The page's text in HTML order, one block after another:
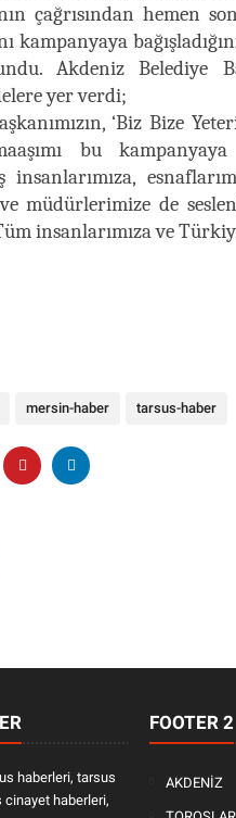
çağrısından hemen
kampanyaya
Akdeniz Belediye
yer verdi;
‘Biz Bize
bu
insanlarımıza,
ve müdürlerimize de
insanlarımıza ve
mersin-haber tarsus-haber
haberleri, tarsus
haberleri,
FOOTER 2
AKDENİZ